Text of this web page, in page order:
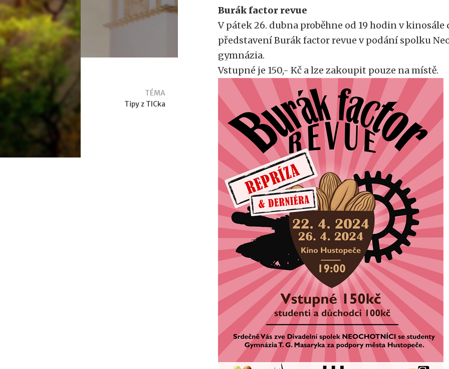
TÉMA
Tipy z TICka
Burák factor revue
V pátek 26. dubna proběhne od 19 hodin v
představení Burák factor revue v podání spolku
gymnázia.
Vstupné je 150,- Kč a lze zakoupit pouze na místě.